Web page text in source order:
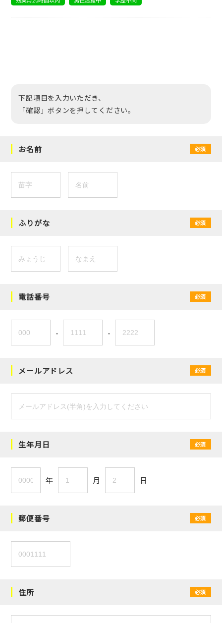
下記項目を入力いただき、
「確認」ボタンを押してください。
お名前 必須
ふりがな 必須
電話番号 必須
- -
メールアドレス 必須
生年月日 必須
年 月 日
郵便番号 必須
住所 必須